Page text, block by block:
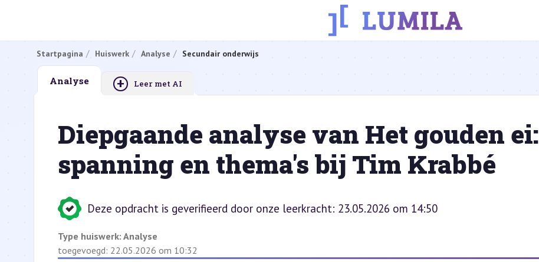
Startpagina Huiswerk Analyse Secundair onderwijs
Analyse + Leer met AI
Diepgaande analyse van Het gouden ei:
spanning en thema's bij Tim Krabbé
Deze opdracht is geverifieerd door onze leerkracht: 23.05.2026 om 14:50
Type huiswerk: Analyse
toegevoegd: 22.05.2026 om 10:32